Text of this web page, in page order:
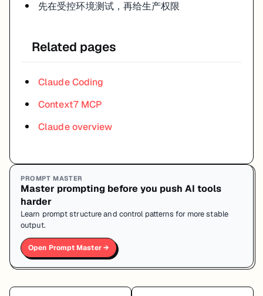
先在受控环境测试，再给生产权限
Related pages
Claude Coding
Context7 MCP
Claude overview
PROMPT MASTER
Master prompting before you push AI tools
harder
Learn prompt structure and control patterns for more stable
output.
Open Prompt Master →